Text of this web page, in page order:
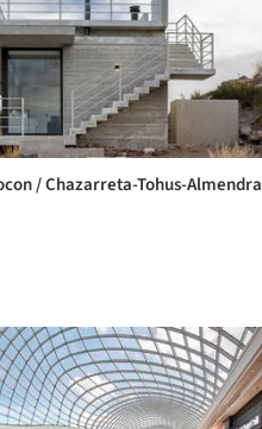
/ Chazarreta-Tohus-Almendra